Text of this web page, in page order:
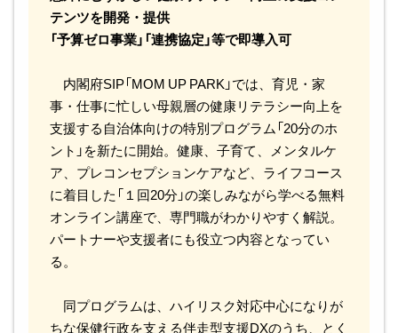
テンツを開発・提供
「予算ゼロ事業」「連携協定」等で即導入可
内閣府SIP「MOM UP PARK」では、育児・家
事・仕事に忙しい母親層の健康リテラシー向上を
支援する自治体向けの特別プログラム「20分のホ
ント」を新たに開始。健康、子育て、メンタルケ
ア、プレコンセプションケアなど、ライフコース
に着目した「１回20分」の楽しみながら学べる無料
オンライン講座で、専門職がわかりやすく解説。
パートナーや支援者にも役立つ内容となってい
る。
同プログラムは、ハイリスク対応中心になりが
ちな保健行政を支える伴走型支援DXのうち、とく